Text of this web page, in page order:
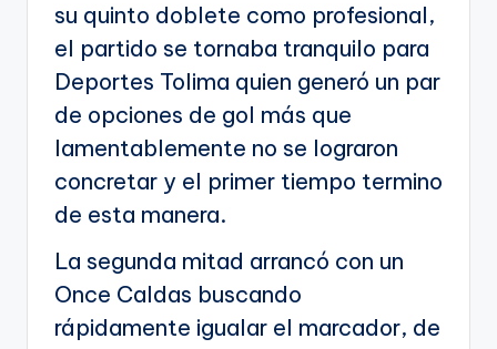
su quinto doblete como profesional,
el partido se tornaba tranquilo para
Deportes Tolima quien generó un par
de opciones de gol más que
lamentablemente no se lograron
concretar y el primer tiempo termino
de esta manera.
La segunda mitad arrancó con un
Once Caldas buscando
rápidamente igualar el marcador, de